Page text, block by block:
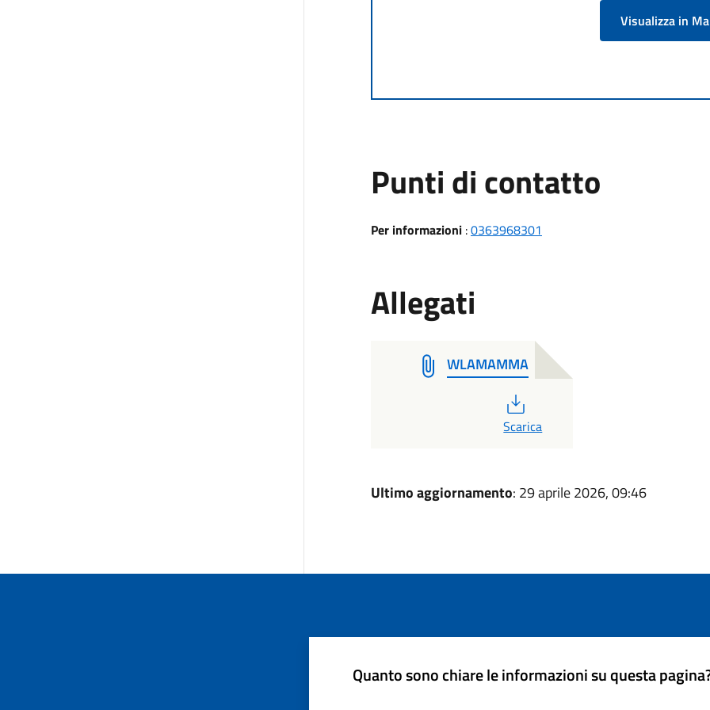
Visualizza in
Punti di contatto
Per informazioni:0363968301
Allegati
WLAMAMMA
PDF
Scarica
Ultimo aggiornamento: 29 aprile 2026, 09:46
Quanto sono chiare le informazioni su questa